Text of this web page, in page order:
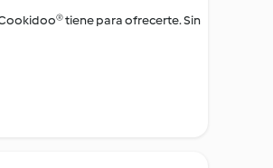
tiene para ofrecerte. Sin